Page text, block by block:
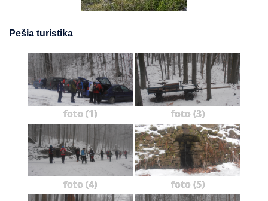
Pešia turistika
foto (1) foto (3)
foto (4) foto (5)